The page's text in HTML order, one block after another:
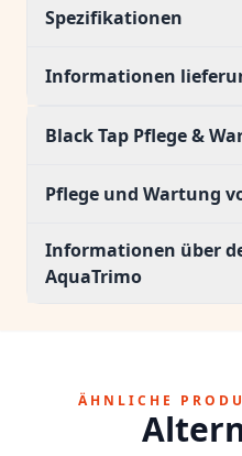
Spezifikationen
Informationen
Black Tap Pflege &
Pflege und Wartung
Informationen über
AquaTrimo
ÄHNLICHE